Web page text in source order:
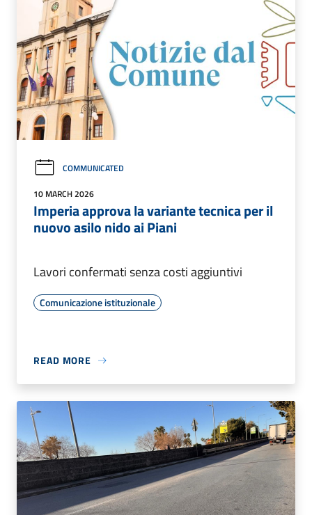
COMMUNICATED
10 MARCH 2026
Imperia approva la variante tecnica per il
nuovo asilo nido ai Piani
Lavori confermati senza costi aggiuntivi
Comunicazione istituzionale
READ MORE